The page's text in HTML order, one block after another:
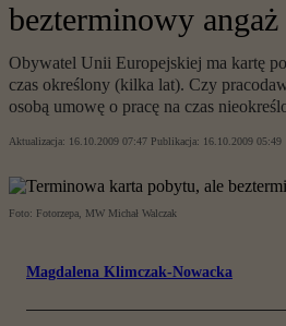
bezterminowy angaż
Obywatel Unii Europejskiej ma kartę
czas określony (kilka lat). Czy
osobą umowę o pracę na czas
Aktualizacja: 16.10.2009 07:47 Publikacja: 16.10.2009 05:49
Foto: Fotorzepa, MW Michał Walczak
Magdalena Klimczak-Nowacka